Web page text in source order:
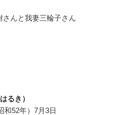
さんと我妻三輪子さん
るき）
和52年）7月3日